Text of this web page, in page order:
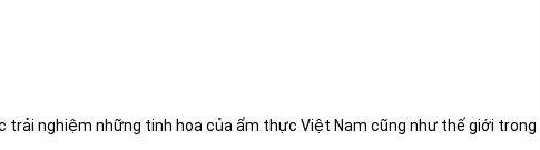
trải nghiệm những tinh hoa của ẩm thực Việt Nam cũng như thế giới trong